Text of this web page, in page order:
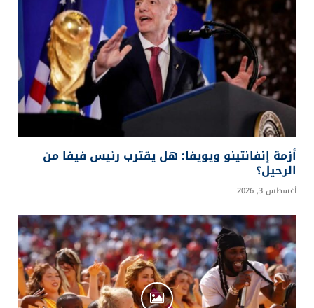
أزمة إنفانتينو ويويفا: هل يقترب رئيس فيفا من
الرحيل؟
أغسطس 3, 2026